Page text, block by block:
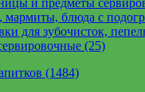
и предметы
блюда с
для зубочисток,
(25)
(1484)